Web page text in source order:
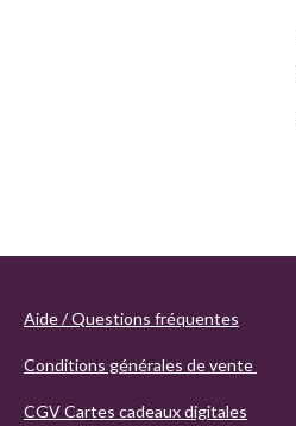
Aide / Questions fréquentes
Conditions générales de vente
CGV Cartes cadeaux digitales